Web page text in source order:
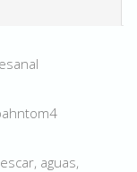
aguas,